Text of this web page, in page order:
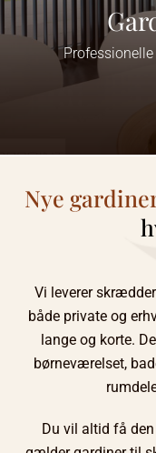
Nye
Vi leverer
både private og
lange og korte.
børneværelset,
Du vil altid få